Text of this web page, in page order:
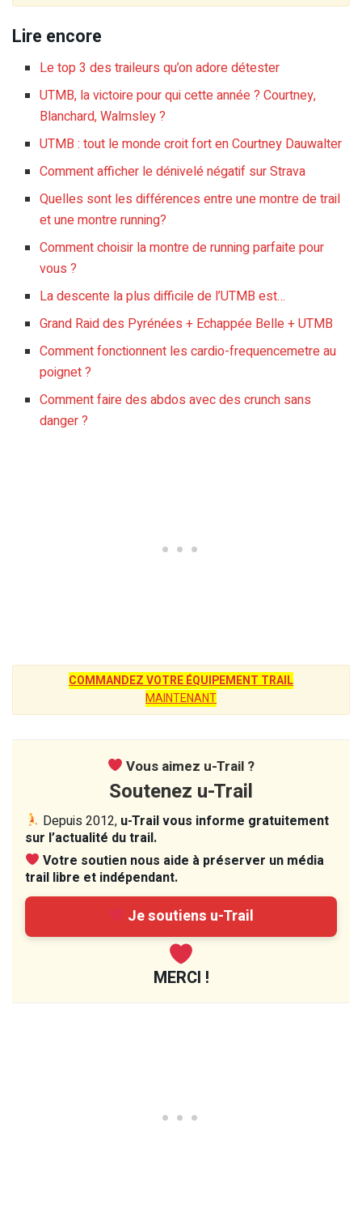
Lire encore
Le top 3 des traileurs qu’on adore détester
UTMB, la victoire pour qui cette année ? Courtney,
Blanchard, Walmsley ?
UTMB : tout le monde croit fort en Courtney Dauwalter
Comment afficher le dénivelé négatif sur Strava
Quelles sont les différences entre une montre de trail
et une montre running?
Comment choisir la montre de running parfaite pour
vous ?
La descente la plus difficile de l’UTMB est…
Grand Raid des Pyrénées + Echappée Belle + UTMB
Comment fonctionnent les cardio-frequencemetre au
poignet ?
Comment faire des abdos avec des crunch sans
danger ?
COMMANDEZ VOTRE ÉQUIPEMENT TRAIL
MAINTENANT
Vous aimez u-Trail ?
Soutenez u-Trail
Depuis 2012, u-Trail vous informe gratuitement
sur l’actualité du trail.
Votre soutien nous aide à préserver un média
trail libre et indépendant.
Je soutiens u-Trail
MERCI !